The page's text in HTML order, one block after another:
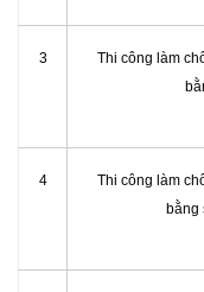
3
Thi công làm
4
Thi công làm
bằng